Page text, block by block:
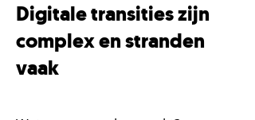
Digitale transities zijn
complex en stranden
vaak